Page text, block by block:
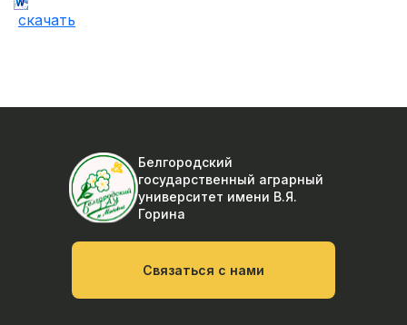
скачать
Белгородский
государственный аграрный
университет имени В.Я.
Горина
Связаться с нами